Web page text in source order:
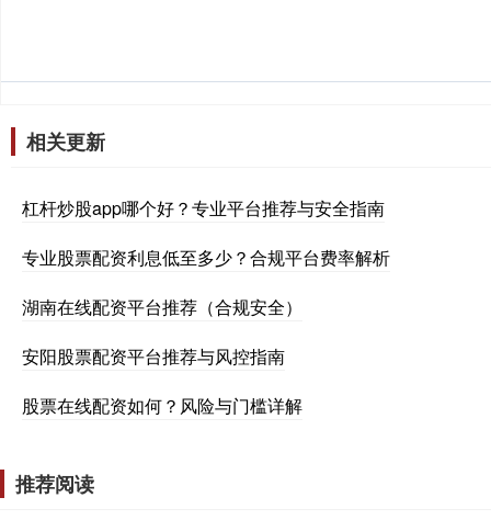
相关更新
杠杆炒股app哪个好？专业平台推荐与安全指南
专业股票配资利息低至多少？合规平台费率解析
湖南在线配资平台推荐（合规安全）
安阳股票配资平台推荐与风控指南
股票在线配资如何？风险与门槛详解
推荐阅读